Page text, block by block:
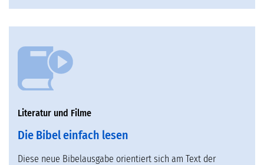
Literatur und Filme
Die Bibel einfach lesen
Diese neue Bibelausgabe orientiert sich am Text der